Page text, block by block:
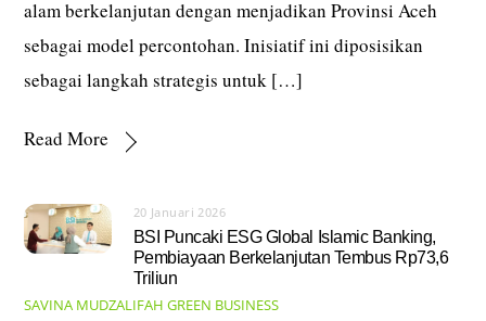
alam berkelanjutan dengan menjadikan Provinsi Aceh
sebagai model percontohan. Inisiatif ini diposisikan
sebagai langkah strategis untuk […]
Read More
20 Januari 2026
BSI Puncaki ESG Global Islamic Banking,
Pembiayaan Berkelanjutan Tembus Rp73,6
Triliun
SAVINA MUDZALIFAH GREEN BUSINESS